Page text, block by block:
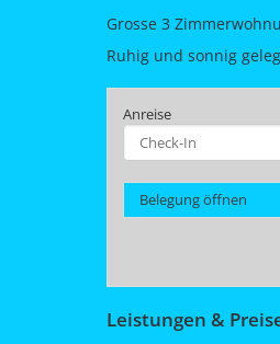
Grosse 3
Ruhig und sonnig
Anreise
Belegung öffnen
Leistungen &